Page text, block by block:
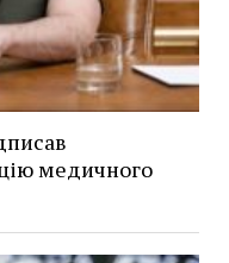
медичного